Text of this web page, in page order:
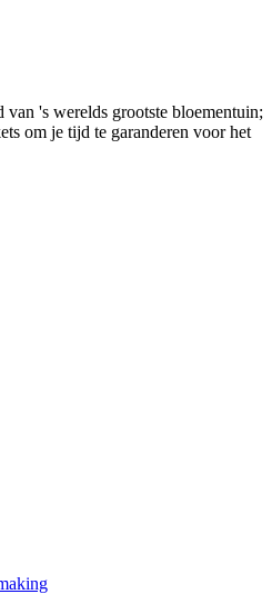
's werelds grootste bloementuin;
om je tijd te garanderen voor het